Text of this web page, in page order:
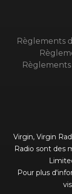
Règlements
Virgin, Virgin
Radio sont des
Pour plus